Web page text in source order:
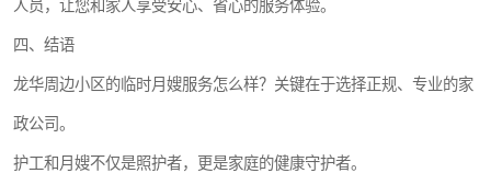
人员，让您和家人享受安心、省心的服务体验。
四、结语
龙华周边小区的临时月嫂服务怎么样？关键在于选择正规、专业的家
政公司。
护工和月嫂不仅是照护者，更是家庭的健康守护者。